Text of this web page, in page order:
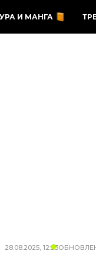
И МАНГА
28.08.2025, 12:23